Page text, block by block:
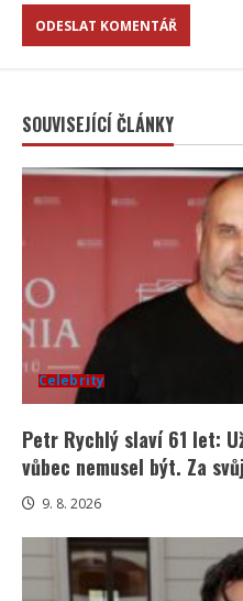
SOUVISEJÍCÍ ČLÁNKY
Celebrity
Petr Rychlý slaví 61 let:
vůbec nemusel být. Za
9. 8. 2026